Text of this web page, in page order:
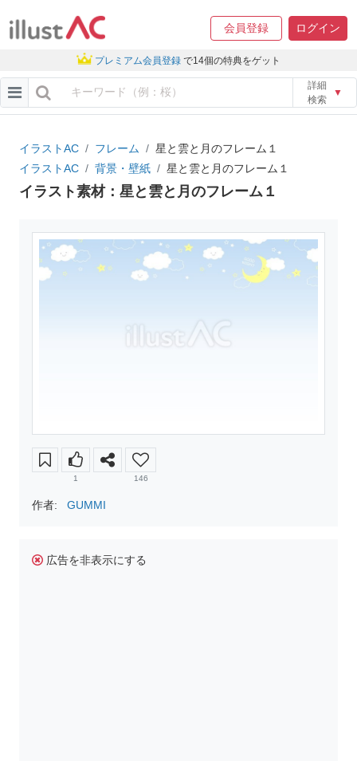
会員登録 ログイン
プレミアム会員登録 で14個の特典をゲット
詳細
検索
▼
イラストAC フレーム
星と雲と月のフレーム１
イラストAC
背景・壁紙 星と雲と月のフレーム１
イラスト素材：星と雲と月のフレーム１
1 146
作者: GUMMI
広告を非表示にする